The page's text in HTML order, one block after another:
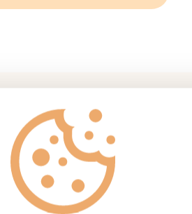
Návod na
Zmrazené knedlíky
promíchejte.